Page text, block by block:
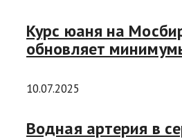
Курс юаня на
обновляет
10.07.2025
Водная артерия в